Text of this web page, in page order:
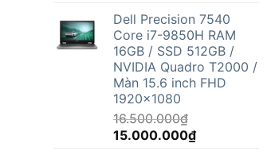
là:
13.500.000₫.
tại
là:
12.500.000₫.
Dell Precision 7540
Core i7-9850H RAM
16GB / SSD 512GB /
NVIDIA Quadro T2000 /
Màn 15.6 inch FHD
1920x1080
16.500.000₫
Giá
15.000.000₫Giá